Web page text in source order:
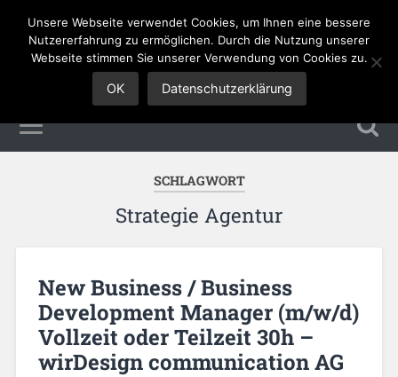
Sales Jobs
SCHLAGWORT
Strategie Agentur
New Business / Business
Development Manager (m/w/d)
Vollzeit oder Teilzeit 30h –
wirDesign communication AG
Unsere Webseite verwendet Cookies, um Ihnen eine bessere
Nutzererfahrung zu ermöglichen. Durch die Nutzung unserer
Webseite stimmen Sie unserer Verwendung von Cookies zu.
OK Datenschutzerklärung